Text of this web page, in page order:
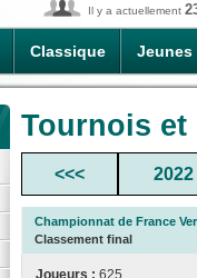
Classique Jeunes
Il y a actuellement
Tournois
<<< 2022
Championnat de France
Classement final
Joueurs : 625